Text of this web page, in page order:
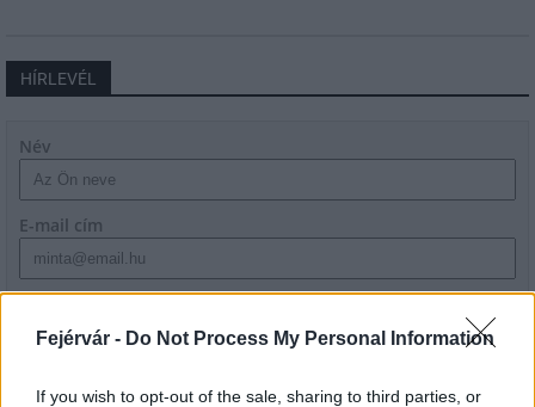
Fejérvár - Do Not Process My Personal Information
If you wish to opt-out of the sale, sharing to third parties, or
HÍRLEVÉL
Név
E-mail cím
szabályzatot!